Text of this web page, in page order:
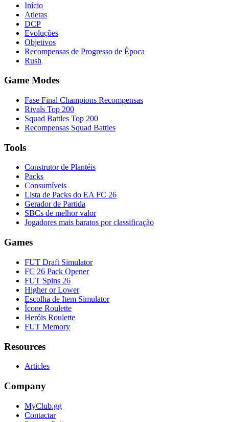
Início
Atletas
DCP
Evoluções
Objetivos
Recompensas de Progresso de Época
Rush
Game Modes
Fase Final Champions Recompensas
Rivals Top 200
Squad Battles Top 200
Recompensas Squad Battles
Tools
Construtor de Plantéis
Packs
Consumíveis
Lista de Packs do EA FC 26
Gerador de Partida
SBCs de melhor valor
Jogadores mais baratos por classificação
Games
FUT Draft Simulator
FC 26 Pack Opener
FUT Spins 26
Higher or Lower
Escolha de Item Simulator
Ícone Roulette
Heróis Roulette
FUT Memory
Resources
Articles
Company
MyClub.gg
Contactar